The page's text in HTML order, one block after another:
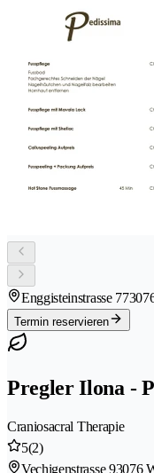
Enggisteinstrasse 77
Termin reservieren
Pregler Ilona -
Craniosacral Therapie
5(2)
Vechigenstrasse 93076